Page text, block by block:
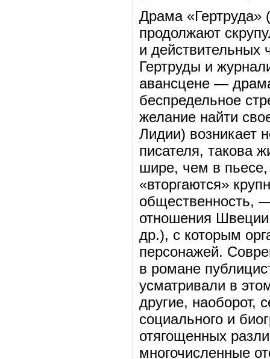
Драма «Гертруда»
продолжают
и действительных
Гертруды и
авансцене —
беспредельное
желание найти
Лидии) возникает
писателя, такова
шире, чем в пьесе,
«вторгаются»
общественность,
отношения
др.), с которым
персонажей.
в романе
усматривали в
другие, наоборот,
социального и
отягощенных
многочисленные